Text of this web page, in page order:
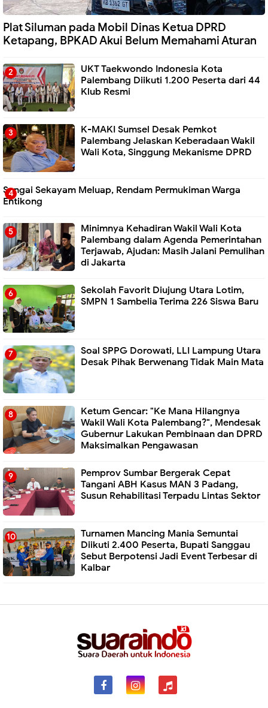
Plat Siluman pada Mobil Dinas Ketua DPRD
Ketapang, BPKAD Akui Belum Memahami Aturan
UKT Taekwondo Indonesia Kota
Palembang Diikuti 1.200 Peserta dari 44
Klub Resmi
K-MAKI Sumsel Desak Pemkot
Palembang Jelaskan Keberadaan Wakil
Wali Kota, Singgung Mekanisme DPRD
Sungai Sekayam Meluap, Rendam Permukiman Warga
Entikong
Minimnya Kehadiran Wakil Wali Kota
Palembang dalam Agenda Pemerintahan
Terjawab, Ajudan: Masih Jalani Pemulihan
di Jakarta
Sekolah Favorit Diujung Utara Lotim,
SMPN 1 Sambelia Terima 226 Siswa Baru ‎
Soal SPPG Dorowati, LLI Lampung Utara
Desak Pihak Berwenang Tidak Main Mata
Ketum Gencar: "Ke Mana Hilangnya
Wakil Wali Kota Palembang?", Mendesak
Gubernur Lakukan Pembinaan dan DPRD
Maksimalkan Pengawasan
Pemprov Sumbar Bergerak Cepat
Tangani ABH Kasus MAN 3 Padang,
Susun Rehabilitasi Terpadu Lintas Sektor
Turnamen Mancing Mania Semuntai
Diikuti 2.400 Peserta, Bupati Sanggau
Sebut Berpotensi Jadi Event Terbesar di
Kalbar